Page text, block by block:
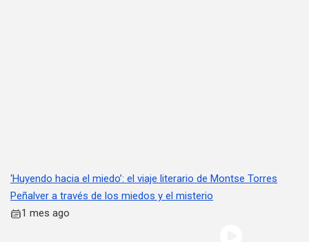
‘Huyendo hacia el miedo’: el viaje literario de Montse Torres
Peñalver a través de los miedos y el misterio
1 mes ago